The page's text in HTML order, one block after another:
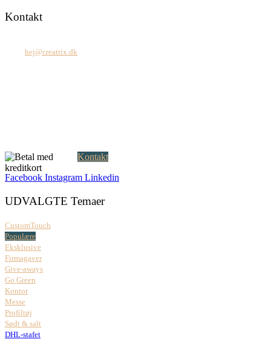
Kontakt
hej@creatrix.dk
Kontakt
Facebook Instagram Linkedin
UDVALGTE Temaer
CustomTouch
Populære
Eksklusive
Firmagaver
Give-aways
Go Green
Kontor
Messe
Profiltøj
Sødt & salt
DHL-stafet